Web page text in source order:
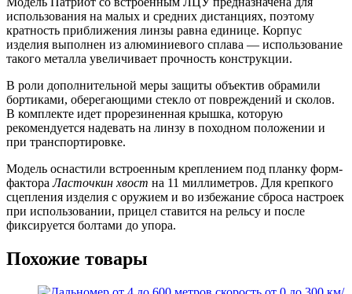
использования на малых и средних дистанциях, поэтому
кратность приближения линзы равна единице. Корпус
изделия выполнен из алюминиевого сплава — использование
такого металла увеличивает прочность конструкции.
В роли дополнительной меры защиты объектив обрамили
бортиками, оберегающими стекло от повреждений и сколов.
В комплекте идет прорезиненная крышка, которую
рекомендуется надевать на линзу в походном положении и
при транспортировке.
Модель оснастили встроенным креплением под планку форм-
фактораЛасточкин хвост на 11 миллиметров. Для крепкого
сцепления изделия с оружием и во избежание сброса настроек
при использовании, прицел ставится на рельсу и после
фиксируется болтами до упора.
Похожие товары